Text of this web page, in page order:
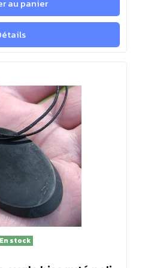
la pierre sur votre bureau peut
néfastes des appareils
ordinateur ou votre
personnes utilisent la
vous pouvez donc placer la
dans votre cuisine.
la shungite dans votre salon
apaisant et
:La shungite est
les émissions
placer la pierre près de votre
Wi-Fi, ou d'autres appareils
au panier
stock